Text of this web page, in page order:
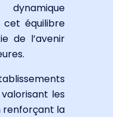
cet équilibre
de l’avenir
les
renforçant la